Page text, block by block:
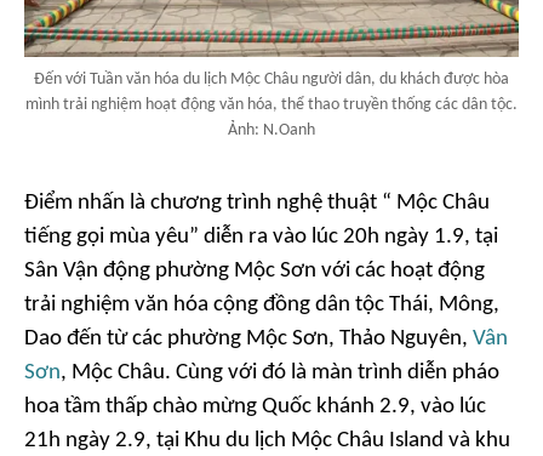
Đến với Tuần văn hóa du lịch Mộc Châu người dân, du khách được hòa
mình trải nghiệm hoạt động văn hóa, thể thao truyền thống các dân tộc.
Ảnh: N.Oanh
Điểm nhấn là chương trình nghệ thuật “ Mộc Châu
tiếng gọi mùa yêu” diễn ra vào lúc 20h ngày 1.9, tại
Sân Vận động phường Mộc Sơn với các hoạt động
trải nghiệm văn hóa cộng đồng dân tộc Thái, Mông,
Dao đến từ các phường Mộc Sơn, Thảo Nguyên, Vân
Sơn, Mộc Châu. Cùng với đó là màn trình diễn pháo
hoa tầm thấp chào mừng Quốc khánh 2.9, vào lúc
21h ngày 2.9, tại Khu du lịch Mộc Châu Island và khu